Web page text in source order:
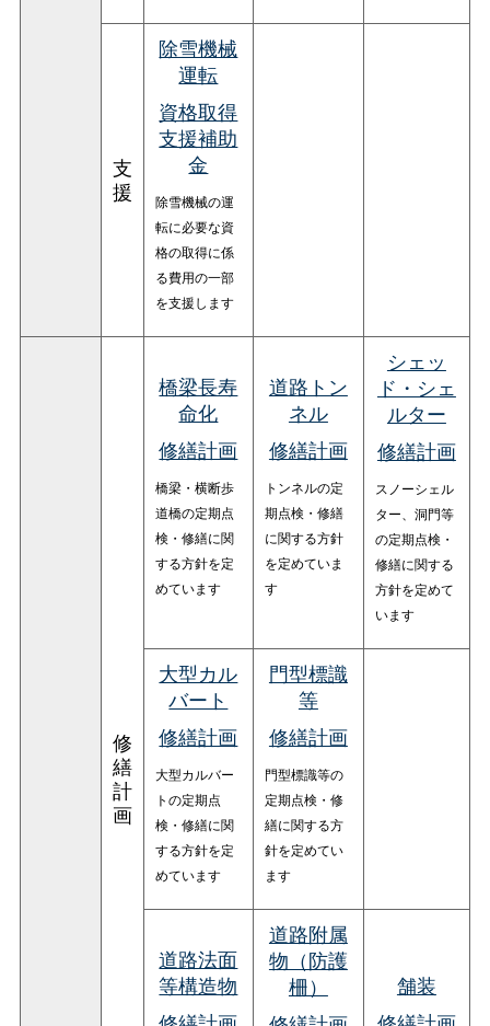
支
援
除雪機械
運転
資格取得
支援補助
金
除雪機械の運
転に必要な資
格の取得に係
る費用の一部
を支援します
修
繕
計
画
橋梁長寿
命化
修繕計画
橋梁・横断歩
道橋の定期点
検・修繕に関
する方針を定
めています
道路トン
ネル
修繕計画
トンネルの定
期点検・修繕
に関する方針
を定めていま
す
シェッ
ド・シェ
ルター
修繕計画
スノーシェル
ター、洞門等
の定期点検・
修繕に関する
方針を定めて
います
大型カル
バート
修繕計画
大型カルバー
トの定期点
検・修繕に関
する方針を定
めています
門型標識
等
修繕計画
門型標識等の
定期点検・修
繕に関する方
針を定めてい
ます
道路法面
等構造物
道路附属
物（防護
柵）
舗装